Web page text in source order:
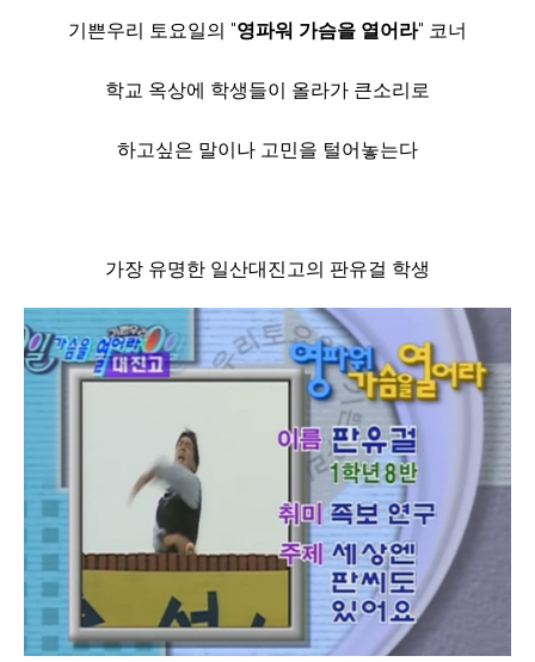
기쁜우리 토요일의 "영파워 가슴을 열어라" 코너
학교 옥상에 학생들이 올라가 큰소리로
하고싶은 말이나 고민을 털어놓는다
가장 유명한 일산대진고의 판유걸 학생